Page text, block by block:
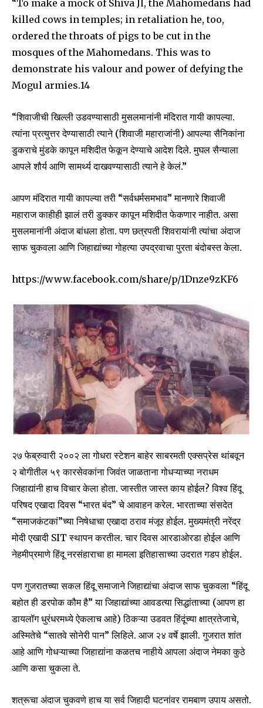
“To make a mock of Shiva Jl, the Mahomedans had
killed cows in temples; in retaliation he, too,
ordered the throats of pigs to be cut in the
mosques of the Mahomedans. This was to
demonstrate his valour and power of defying the
Mogul armies.14
“शिवाजीची खिल्ली उडवण्यासाठी मुसलमानांनी मंदिरात गायी कापल्या.
त्यांना प्रत्युत्तर देण्यासाठी त्याने (शिवाजी महाराजांनी) आपल्या सैनिकांना
डुकराचे मुंडके कापून मशिदीत फेकून देण्याचे आदेश दिले. मुघल सैन्याला
आपले शौर्य आणि सामर्थ्य दाखवण्यासाठी त्याने हे केलं.”
आपण मंदिरात गायी कापल्या तरी “सर्वधर्मसमभाव” मानणारे शिवाजी
महाराज काहीही झालं तरी डुक्कर कापून मशिदीत फेकणार नाहीत. असा
मुसलमानांनी अंदाज बांधला होता. पण छत्रपती शिवरायांनी त्यांचा अंदाज
साफ चुकवला आणि जिहाद्यांच्या गोहत्या उपद्रवाचा पुरता बंदोबस्त केला.
https://www.facebook.com/share/p/1Dnze9zKF6
२७ फेब्रुवारी २००२ ला गोधरा स्टेशन बाहेर साबरमती एक्सप्रेस थांबवून
२ बोगीतील ५९ कारसेवकांना जिवंत जाळताना गोधऱ्याच्या नराधम
जिहाद्यांनी हाच विचार केला होता. जास्तीत जास्त काय होईल? विश्व हिंदू
परिषद एखादा दिवस “भारत बंद” चे आवाहन करेल. भारताच्या संसदेत
“समाजकंटकां”च्या निषेधाचा एखादा ठराव मंजूर होईल. मुख्यमंत्री नरेंद्र
मोदी एखादी SIT स्थापन करतील. चार दिवस आरडाओरडा होईल आणि
नेहमीप्रमाणे हिंदू नरसंहाराचा हा मामला इतिहासाच्या उदरात गडप होईल.
पण गुजरातच्या सकल हिंदू समाजाने जिहाद्यांचा अंदाज साफ चुकवला “हिंदू
बहोत ही डरपोक कौम है” या जिहाद्यांच्या आवडत्या सिद्धांताच्या (आपण हा
डायलॉग धुरंधरमध्ये ऐकलाच आहे) ठिकऱ्या उडवत हिंदूंच्या क्षात्रतेजाचे,
अस्मितेचे “सातवे सोनेरी पान” लिहिले. आज २४ वर्षे झाली. गुजरात शांत
आहे आणि गोधऱ्याच्या जिहाद्यांना कळतच नाहीये आपला अंदाज नेमका कुठे
आणि कसा चुकला ते.
शत्रूचा अंदाज चुकवणे हाच या सर्व जिहादी घटनांवर रामबाण उपाय असतो.